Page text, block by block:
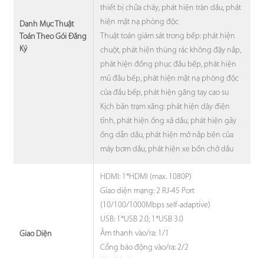
Danh Mục Thuật
Toán Theo Gói Đăng
Ký
thiết bị chữa cháy, phát hiện tràn dầu, phát
hiện mặt nạ phòng độc
Thuật toán giám sát trong bếp: phát hiện
chuột, phát hiện thùng rác không đậy nắp,
phát hiện đồng phục đầu bếp, phát hiện
mũ đầu bếp, phát hiện mặt nạ phòng độc
của đầu bếp, phát hiện găng tay cao su
Kịch bản trạm xăng: phát hiện dây điện
tĩnh, phát hiện ống xả dầu, phát hiện gãy
ống dẫn dầu, phát hiện mở nắp bên của
máy bơm dầu, phát hiện xe bồn chở dầu
Giao Diện
HDMI: 1*HDMI (max. 1080P)
Giao diện mạng: 2 RJ-45 Port
(10/100/1000Mbps self-adaptive)
USB: 1*USB 2.0; 1*USB 3.0
Âm thanh vào/ra: 1/1
Cổng báo động vào/ra: 2/2